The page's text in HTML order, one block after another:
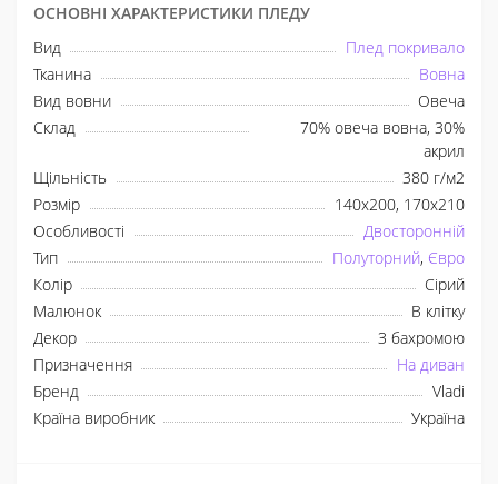
ОСНОВНІ ХАРАКТЕРИСТИКИ ПЛЕДУ
Вид
Плед покривало
Тканина
Вовна
Вид вовни
Овеча
Склад
70% овеча вовна, 30%
акрил
Щільність
380 г/м2
Розмір
140x200, 170х210
Особливості
Двосторонній
Тип
Полуторний, Євро
Колір
Сірий
Малюнок
В клітку
Декор
З бахромою
Призначення
На диван
Бренд
Vladi
Країна виробник
Україна